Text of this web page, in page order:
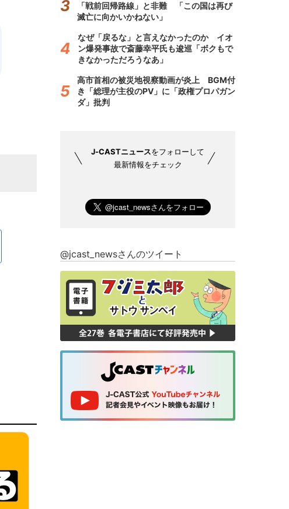
「戦前回帰路線」と非難 「この国は再び
滅亡に向かいかねない」
なぜ「戻るな」と言えなかったのか イオ
ン爆発事故で斎藤幸平氏も逡巡「ボクもで
きなかっただろうなあ」
高市首相の被災地視察動画が炎上 BGM付
き「総理が主役のPV」に「政権プロパガン
ダ」批判
J-CASTニュースをフォローして
最新情報をチェック
@jcast_newsさんのツイート